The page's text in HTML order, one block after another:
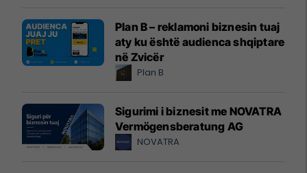
Plan B – reklamoni biznesin tuaj
aty ku është audienca shqiptare
në Zvicër
Plan B
Sigurimi i biznesit me NOVATRA
Vermögensberatung AG
NOVATRA